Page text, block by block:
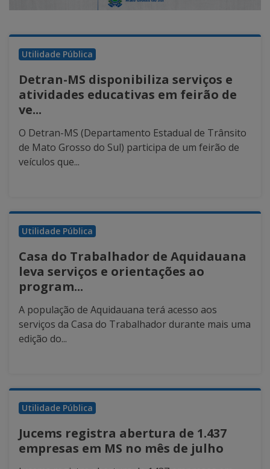
Utilidade Pública
Detran-MS disponibiliza serviços e
atividades educativas em feirão de
ve...
O Detran-MS (Departamento Estadual de Trânsito
de Mato Grosso do Sul) participa de um feirão de
veículos que...
Utilidade Pública
Casa do Trabalhador de Aquidauana
leva serviços e orientações ao
program...
A população de Aquidauana terá acesso aos
serviços da Casa do Trabalhador durante mais uma
edição do...
Utilidade Pública
Jucems registra abertura de 1.437
empresas em MS no mês de julho